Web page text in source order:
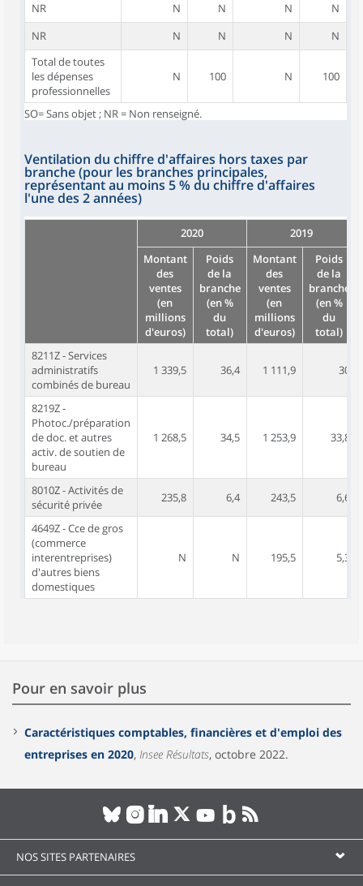
NR
N N N
N
NR
N N N
N
Total de toutes
les dépenses
professionnelles
N 100 N 100
SO= Sans objet ; NR = Non renseigné.
Ventilation du chiffre d'affaires hors taxes par
branche (pour les branches principales,
représentant au moins 5 % du chiffre d'affaires
l'une des 2 années)
2020
2019
Montant
des
ventes
(en
millions
d'euros)
Poids
de la
branche
(en %
du
total)
Montant
des
ventes
(en
millions
d'euros)
Poids
de la
branche
(en %
du
total)
8211Z - Services
administratifs
combinés de bureau
1 339,5 36,4 1 111,9 30
8219Z -
Photoc./préparation
de doc. et autres
activ. de soutien de
bureau
1 268,5 34,5 1 253,9 33,8
8010Z - Activités de
sécurité privée
235,8 6,4 243,5 6,6
4649Z - Cce de gros
(commerce
interentreprises)
d'autres biens
domestiques
N N 195,5 5,3
Pour en savoir plus
Caractéristiques comptables, financières et d'emploi des
entreprises en 2020, Insee Résultats, octobre 2022.
NOS SITES PARTENAIRES